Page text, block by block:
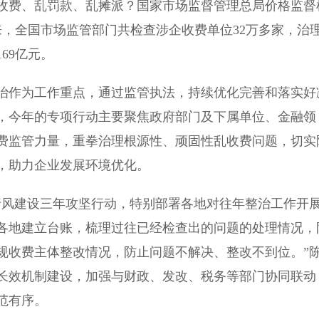
乱罚款、乱摊派？国家市场监督管理总局价格监督
全国市场监管部门共检查涉企收费单位32万多家，治
亿元。
工作重点，通过监管执法，持续优化完善和落实好
年的专项行动主要聚焦政府部门及下属单位、金融领
管力量，重拳治理根源性、顽固性乱收费问题，切实
力企业发展环境优化。
设三年攻坚行动，特别部署各地对往年整治工作开
建立台账，梳理过往已经检查出的问题的处理情况，
费主体整改情况，防止问题不解决、整改不到位。”
机制建设，加强与财政、发改、税务等部门协同联动
序。